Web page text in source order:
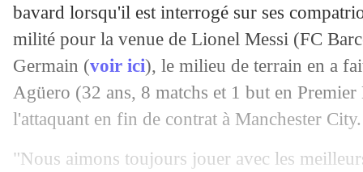
bavard lorsqu'il est interrogé sur ses
milité pour la venue de Lionel Messi (FC
Germain (voir ici), le milieu de terrain en a
Agüero (32 ans, 8 matchs et 1 but en Premier
l'attaquant en fin de contrat à Manchester City.
"Nous aimons toujours jouer avec les
02/04 PSG: Neymar change ses habitudes
02/04 Real: Hazard déjà de retour !
02/04 PSG: le Bayern, ça sent bon pour
02/04 Real: Hazard taillé par un